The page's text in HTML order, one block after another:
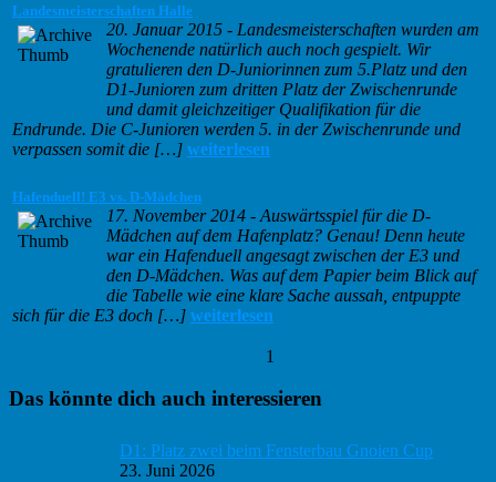
Landesmeisterschaften Halle
20. Januar 2015 - Landesmeisterschaften wurden am
Wochenende natürlich auch noch gespielt. Wir
gratulieren den D-Juniorinnen zum 5.Platz und den
D1-Junioren zum dritten Platz der Zwischenrunde
und damit gleichzeitiger Qualifikation für die
Endrunde. Die C-Junioren werden 5. in der Zwischenrunde und
verpassen somit die […] weiterlesen
Hafenduell! E3 vs. D-Mädchen
17. November 2014 - Auswärtsspiel für die D-
Mädchen auf dem Hafenplatz? Genau! Denn heute
war ein Hafenduell angesagt zwischen der E3 und
den D-Mädchen. Was auf dem Papier beim Blick auf
die Tabelle wie eine klare Sache aussah, entpuppte
sich für die E3 doch […] weiterlesen
1
Haupt-
Das könnte dich auch interessieren
D1: Platz zwei beim Fensterbau Gnoien Cup
23. Juni 2026